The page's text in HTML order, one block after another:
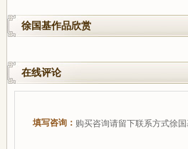
徐国基作品欣赏
在线评论
填写咨询： 购买咨询请留下联系方式徐